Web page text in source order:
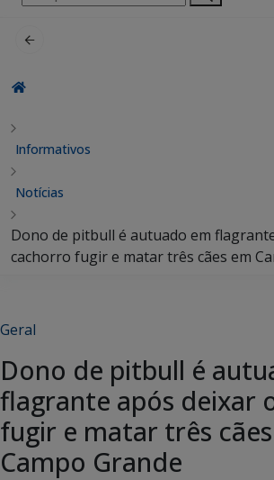
por:
Informativos
Notícias
Dono de pitbull é autuado em
cachorro fugir e matar três cães em
Geral
Dono de pitbull é
flagrante após deixar
fugir e matar três
Campo Grande